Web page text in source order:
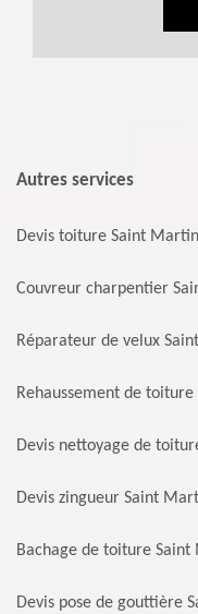
Autres services
Devis toiture Saint
Couvreur charpentier
Réparateur de velux
Rehaussement de
Devis nettoyage de
Devis zingueur Saint
Bachage de toiture Saint
Devis pose de gouttière